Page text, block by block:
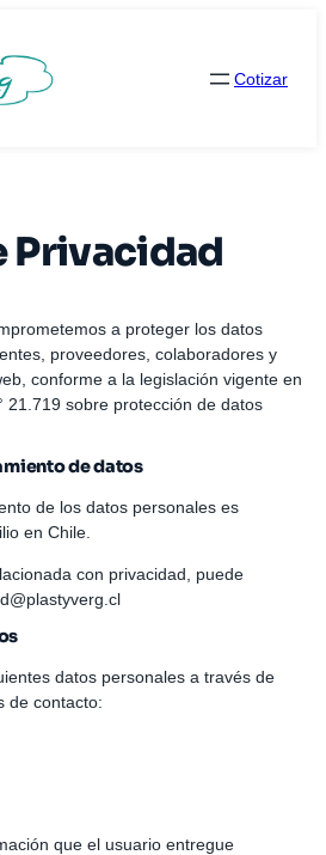
Cotizar
Privacidad
a proteger los datos
proveedores, colaboradores y
conforme a la legislación vigente en
21.719 sobre protección de datos
de datos
de los datos personales es
en Chile.
con privacidad, puede
datos personales a través de
de contacto:
que el usuario entregue